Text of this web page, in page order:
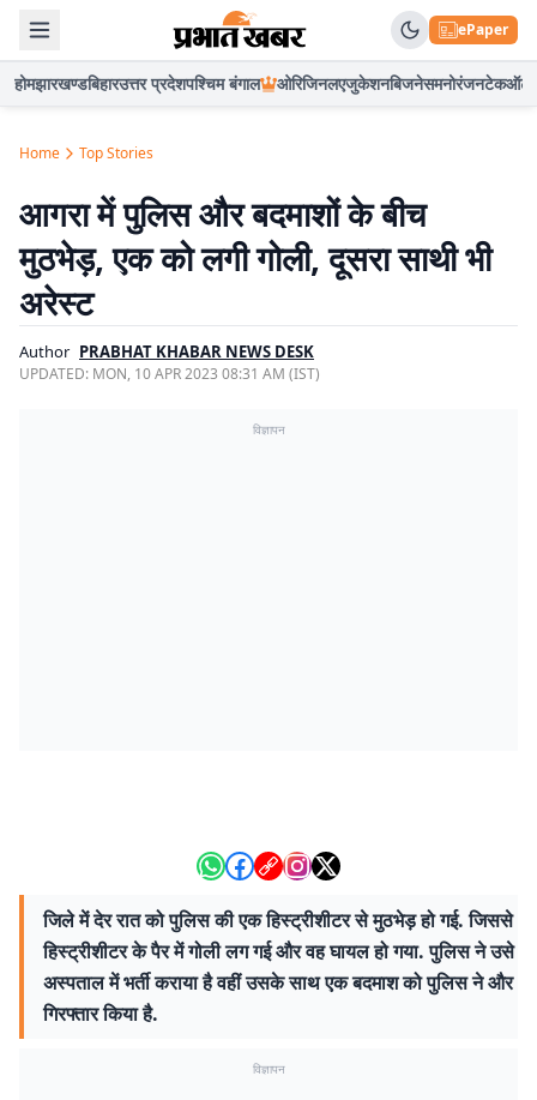
ePaper
होमझारखण्डबिहारउत्तर प्रदेशपश्चिम बंगाल ओरिजिनलएजुकेशनबिजनेसमनोरंजनटेकऑटो
Home Top Stories
आगरा में पुलिस और बदमाशों के बीच
मुठभेड़, एक को लगी गोली, दूसरा साथी भी
अरेस्ट
Author PRABHAT KHABAR NEWS DESK
UPDATED: MON, 10 APR 2023 08:31 AM (IST)
विज्ञापन
जिले में देर रात को पुलिस की एक हिस्ट्रीशीटर से मुठभेड़ हो गई. जिससे
हिस्ट्रीशीटर के पैर में गोली लग गई और वह घायल हो गया. पुलिस ने उसे
अस्पताल में भर्ती कराया है वहीं उसके साथ एक बदमाश को पुलिस ने और
गिरफ्तार किया है.
विज्ञापन